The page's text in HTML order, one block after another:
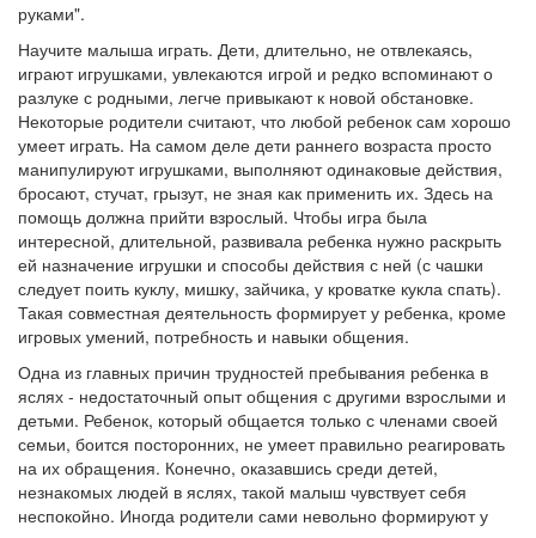
руками".
Научите малыша играть. Дети, длительно, не отвлекаясь,
играют игрушками, увлекаются игрой и редко вспоминают о
разлуке с родными, легче привыкают к новой обстановке.
Некоторые родители считают, что любой ребенок сам хорошо
умеет играть. На самом деле дети раннего возраста просто
манипулируют игрушками, выполняют одинаковые действия,
бросают, стучат, грызут, не зная как применить их. Здесь на
помощь должна прийти взрослый. Чтобы игра была
интересной, длительной, развивала ребенка нужно раскрыть
ей назначение игрушки и способы действия с ней (с чашки
следует поить куклу, мишку, зайчика, у кроватке кукла спать).
Такая совместная деятельность формирует у ребенка, кроме
игровых умений, потребность и навыки общения.
Одна из главных причин трудностей пребывания ребенка в
яслях - недостаточный опыт общения с другими взрослыми и
детьми. Ребенок, который общается только с членами своей
семьи, боится посторонних, не умеет правильно реагировать
на их обращения. Конечно, оказавшись среди детей,
незнакомых людей в яслях, такой малыш чувствует себя
неспокойно. Иногда родители сами невольно формируют у